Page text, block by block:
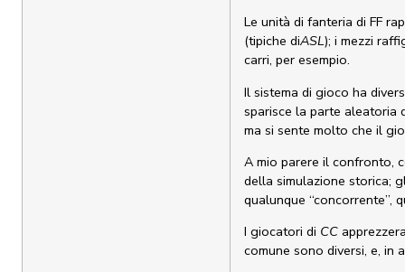
Le unità di fanteria di FF
(tipiche diASL); i mezzi
carri, per esempio.
Il sistema di gioco ha
sparisce la parte aleatoria
ma si sente molto che il
A mio parere il confronto,
della simulazione storica;
qualunque “concorrente”,
I giocatori di CC
comune sono diversi, e, in